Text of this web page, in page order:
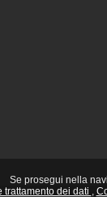
Se prosegui nella
dei dati